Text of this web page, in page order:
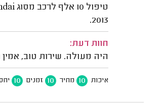
2013.
חוות דעת:
היה מעולה. שירות טוב, אמין
איכות 10 מחיר 10 זמנים 10